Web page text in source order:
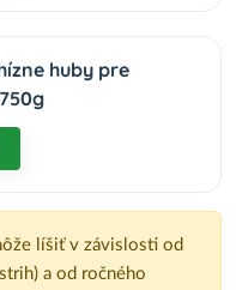
huby pre
líšiť v závislosti od
a od ročného